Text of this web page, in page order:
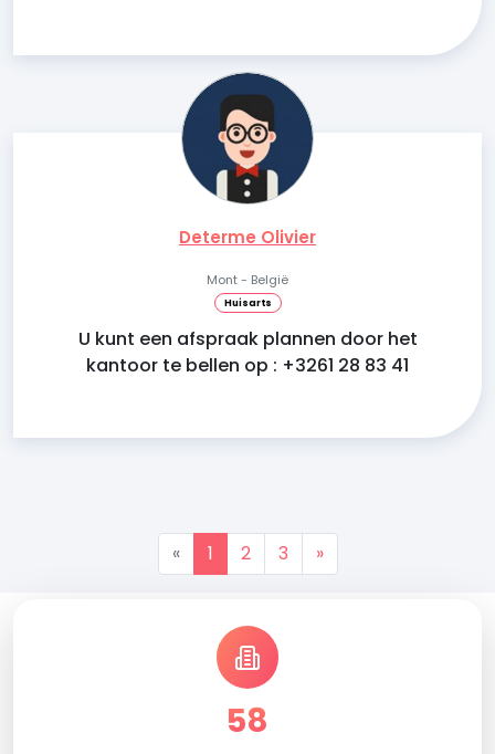
Determe Olivier
Mont - België
Huisarts
U kunt een afspraak plannen door het
kantoor te bellen op : +3261 28 83 41
« 1 2 3 »
58